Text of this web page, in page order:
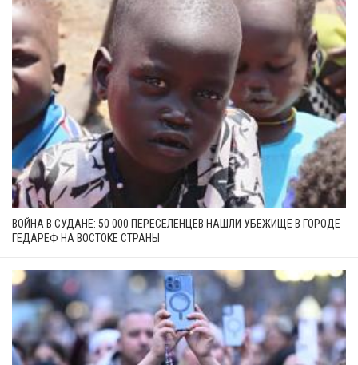
ВОЙНА В СУДАНЕ: 50 000 ПЕРЕСЕЛЕНЦЕВ НАШЛИ УБЕЖИЩЕ В ГОРОДЕ
ГЕДАРЕФ НА ВОСТОКЕ СТРАНЫ